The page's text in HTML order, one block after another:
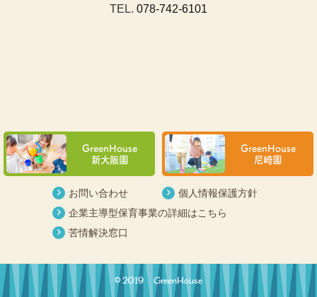
TEL. 078-742-6101
GreenHouse
新大阪園
GreenHouse
尼崎園
お問い合わせ
個人情報保護方針
企業主導型保育事業の詳細はこちら
苦情解決窓口
© 2019 GreenHouse